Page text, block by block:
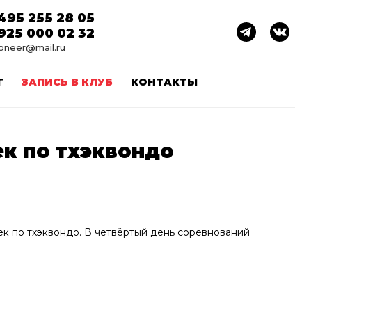
255 28 05
000 02 32
ЗАПИСЬ В КЛУБ КОНТАКТЫ
по тхэквондо
тхэквондо. В четвёртый день соревнований